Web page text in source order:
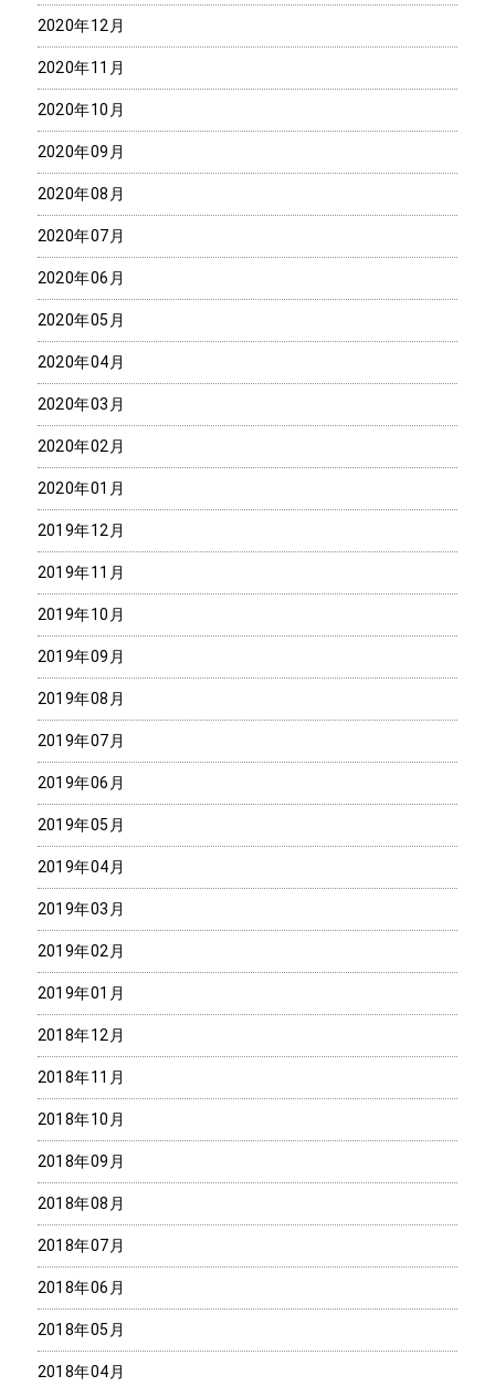
2020年12月
2020年11月
2020年10月
2020年09月
2020年08月
2020年07月
2020年06月
2020年05月
2020年04月
2020年03月
2020年02月
2020年01月
2019年12月
2019年11月
2019年10月
2019年09月
2019年08月
2019年07月
2019年06月
2019年05月
2019年04月
2019年03月
2019年02月
2019年01月
2018年12月
2018年11月
2018年10月
2018年09月
2018年08月
2018年07月
2018年06月
2018年05月
2018年04月